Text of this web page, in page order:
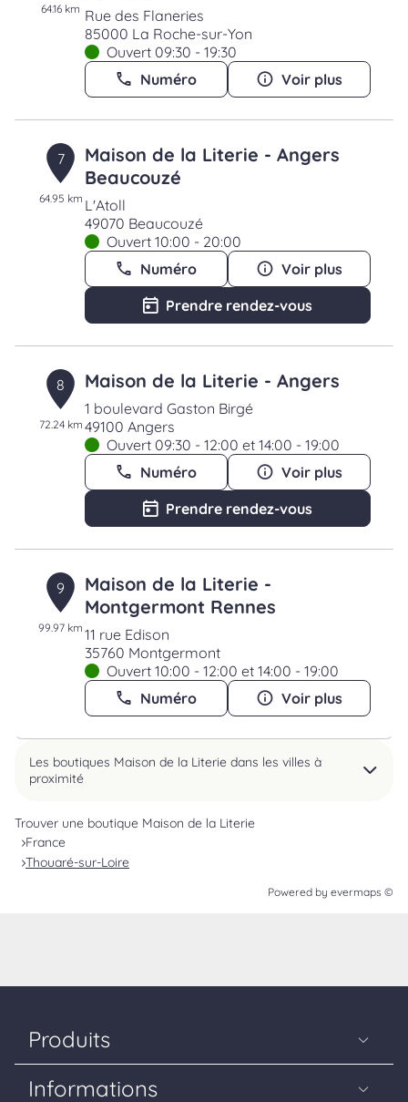
64.16 km Rue des Flaneries
85000 La Roche-sur-Yon
Ouvert 09:30 - 19:30
Numéro
Voir plus
7
64.95 km
Maison de la Literie - Angers
Beaucouzé
L'Atoll
49070 Beaucouzé
Ouvert 10:00 - 20:00
Numéro
Voir plus
Prendre rendez-vous
8
72.24 km
Maison de la Literie - Angers
1 boulevard Gaston Birgé
49100 Angers
Ouvert 09:30 - 12:00 et 14:00 - 19:00
Numéro
Voir plus
Prendre rendez-vous
9
99.97 km
Maison de la Literie -
Montgermont Rennes
11 rue Edison
35760 Montgermont
Ouvert 10:00 - 12:00 et 14:00 - 19:00
Numéro
Voir plus
Les boutiques Maison de la Literie dans les villes à
proximité
Trouver une boutique Maison de la Literie
France
Thouaré-sur-Loire
Powered by evermaps ©
Produits
Matelas
Informations